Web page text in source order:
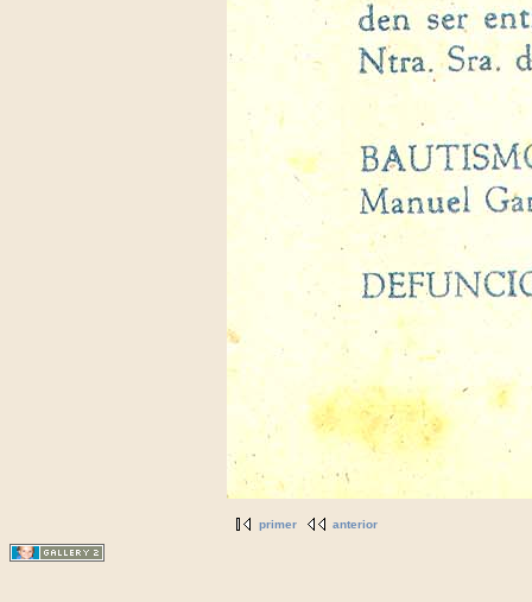
primer anterior